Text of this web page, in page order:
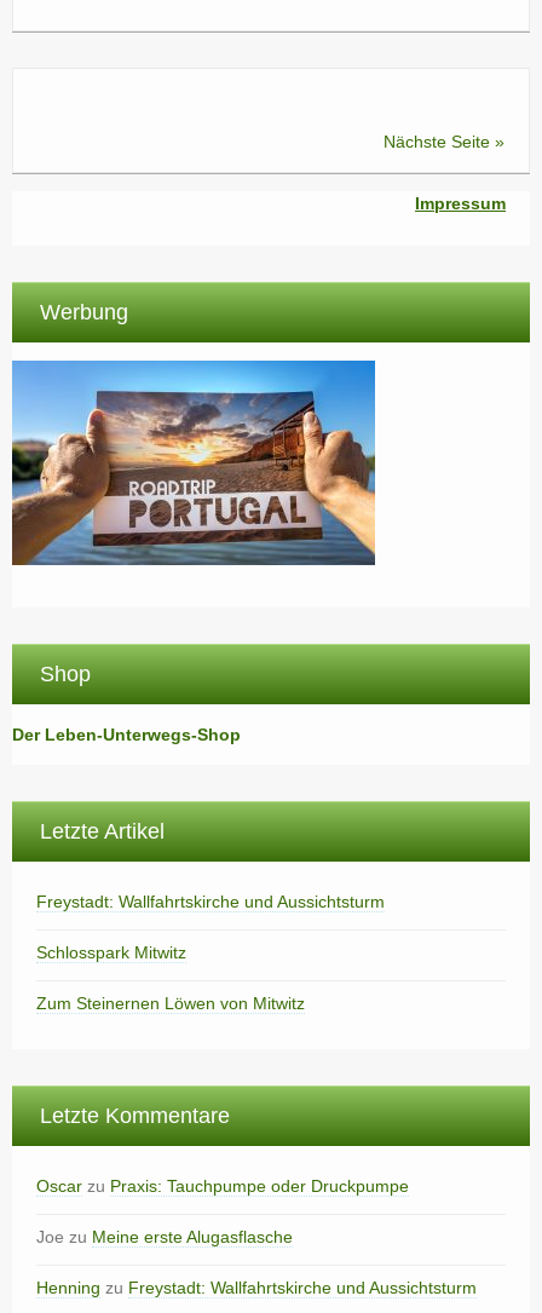
Nächste Seite »
Impressum
Werbung
Shop
Der Leben-Unterwegs-Shop
Letzte Artikel
Freystadt: Wallfahrtskirche und Aussichtsturm
Schlosspark Mitwitz
Zum Steinernen Löwen von Mitwitz
Letzte Kommentare
Oscar zu Praxis: Tauchpumpe oder Druckpumpe
Joe zu Meine erste Alugasflasche
Henning zu Freystadt: Wallfahrtskirche und Aussichtsturm